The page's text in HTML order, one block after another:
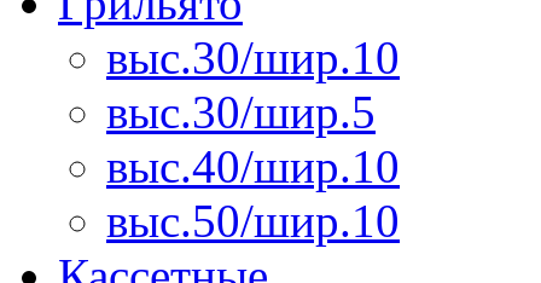
выс.30/шир.10
выс.30/шир.5
выс.40/шир.10
выс.50/шир.10